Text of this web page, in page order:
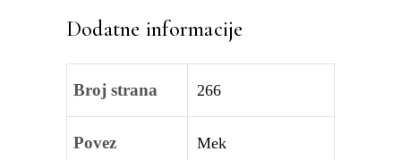
Dodatne informacije
Broj strana 266
Povez Mek